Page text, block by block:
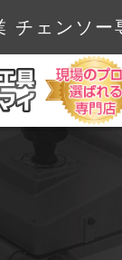
チェンソ